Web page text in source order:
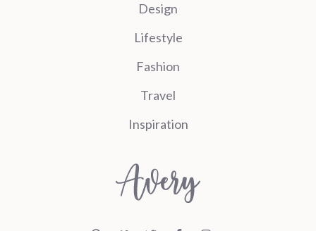
Design
Lifestyle
Fashion
Travel
Inspiration